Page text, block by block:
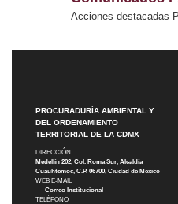
Acciones destacadas
PROCURADURÍA AMBIENTAL Y
DEL ORDENAMIENTO
TERRITORIAL DE LA CDMX
DIRECCIÓN
Medellín 202, Col. Roma Sur, Alcaldía
Cuauhtémoc, C.P. 06700, Ciudad de México
WEB E-MAIL
Correo Institucional
TELÉFONO